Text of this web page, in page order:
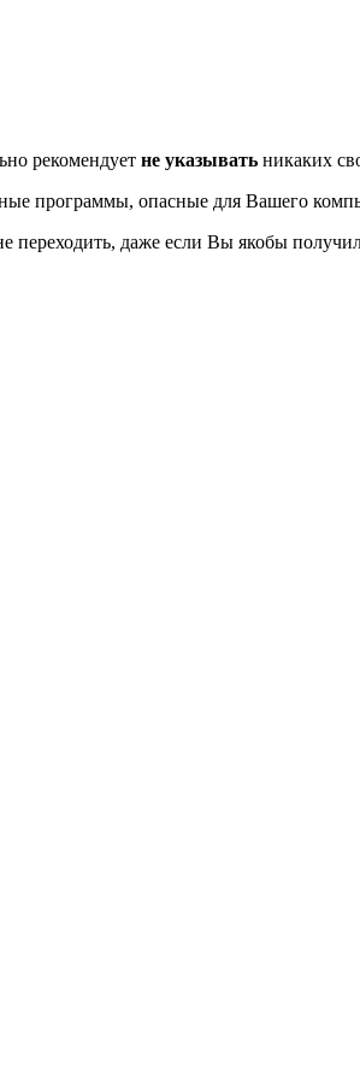
рекомендует не указывать никаких
программы, опасные для Вашего
переходить, даже если Вы якобы